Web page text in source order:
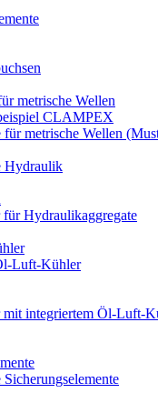
metrische Wellen
CLAMPEX
Hydraulik
für Hydraulikaggregate
Luft-Kühler
mit integriertem Öl-Luft-